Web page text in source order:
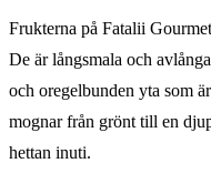
Frukterna på Fatalii
De är långsmala och
och oregelbunden yta som
mognar från grönt till en
hettan inuti.